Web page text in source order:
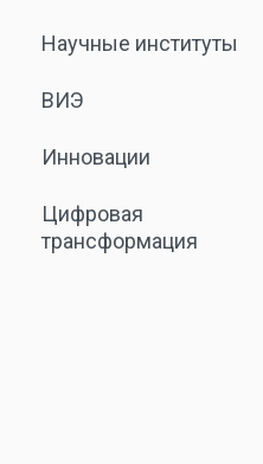
Научные институты
ВИЭ
Инновации
Цифровая
трансформация